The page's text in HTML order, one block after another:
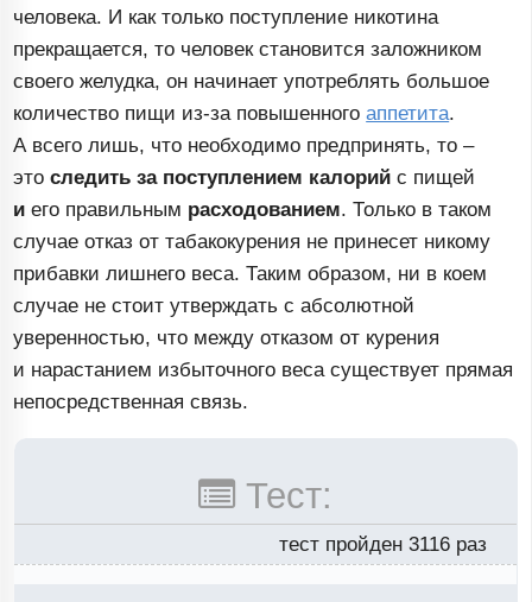
человека. И как только поступление никотина
прекращается, то человек становится заложником
своего желудка, он начинает употреблять большое
количество пищи из-заповышенногоаппетита.
А всего лишь, что необходимо предпринять, то –
этоследить за поступлением калорий с пищей
иего правильным расходованием. Только в таком
случае отказ от табакокурения не принесет никому
прибавки лишнего веса. Таким образом, ни в коем
случае не стоит утверждать с абсолютной
уверенностью, что между отказом от курения
и нарастанием избыточного веса существует прямая
непосредственная связь.
Тест:
тест пройден 3116 раз